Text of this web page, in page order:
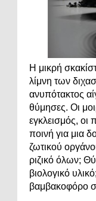
Η μικρή
λίμνη των
ανυπότακτος
θύμησες. Οι
εγκλεισμός, οι
ποινή για μια
ζωτικού
ριζικό όλων;
βιολογικό
βαμβακοφόρο